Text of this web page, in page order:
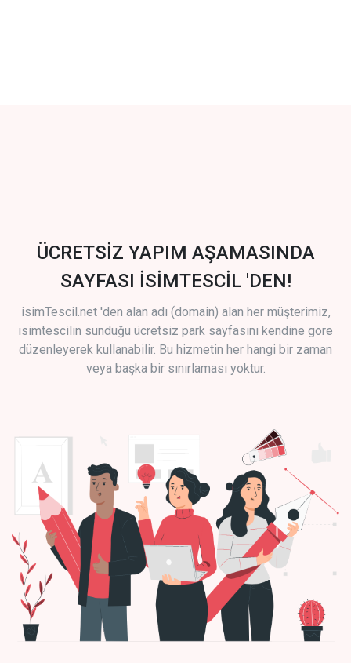
ÜCRETSİZ YAPIM AŞAMASINDA
SAYFASI İSİMTESCİL 'DEN!
isimTescil.net 'den alan adı (domain) alan her müşterimiz,
isimtescilin sunduğu ücretsiz park sayfasını kendine göre
düzenleyerek kullanabilir. Bu hizmetin her hangi bir zaman
veya başka bir sınırlaması yoktur.